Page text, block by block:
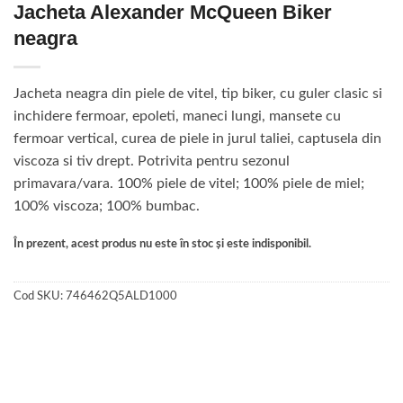
Jacheta Alexander McQueen Biker
neagra
Jacheta neagra din piele de vitel, tip biker, cu guler clasic si
inchidere fermoar, epoleti, maneci lungi, mansete cu
fermoar vertical, curea de piele in jurul taliei, captusela din
viscoza si tiv drept. Potrivita pentru sezonul
primavara/vara. 100% piele de vitel; 100% piele de miel;
100% viscoza; 100% bumbac.
În prezent, acest produs nu este în stoc și este indisponibil.
Cod SKU: 746462Q5ALD1000